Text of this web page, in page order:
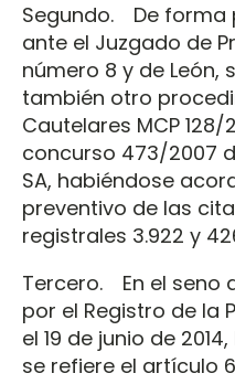
Segundo. De forma
ante el Juzgado de
número 8 y de León,
también otro
Cautelares MCP
concurso 473/2007
SA, habiéndose
preventivo de las
registrales 3.922 y
Tercero. En el seno
por el Registro de la
el 19 de junio de
se refiere el artículo